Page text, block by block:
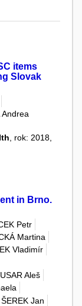
items
Slovak
Andrea
, rok: 2018,
in Brno.
Petr
Martina
Vladimír
Aleš
ŠEREK Jan